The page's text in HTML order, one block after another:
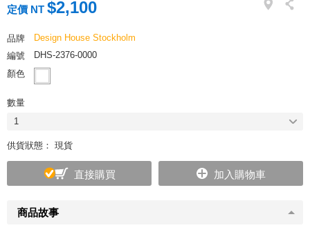
商品故事
定價 NT $2,100
品牌
Design House Stockholm
編號
DHS-2376-0000
顏色
數量
1
供貨狀態： 現貨
直接購買 加入購物車